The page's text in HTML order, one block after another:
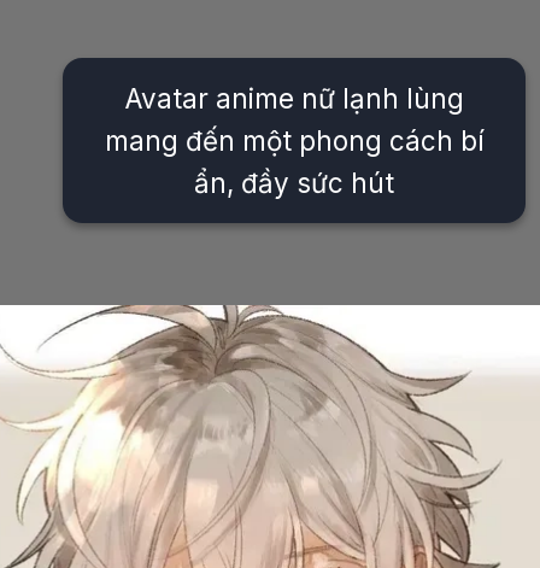
Avatar anime nữ lạnh lùng
mang đến một phong cách bí
ẩn, đầy sức hút
Đang mởhttps://issiloo.edu.vn/avatar-anime